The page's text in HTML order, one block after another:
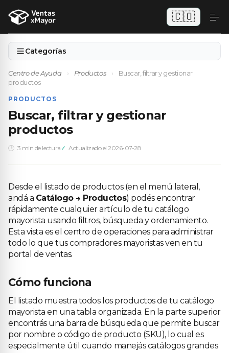
🇨🇴
Categorías
Centro de Ayuda › Productos ›
Buscar, filtrar y gestionar
productos
PRODUCTOS
Buscar, filtrar y gestionar
productos
3 min de lectura Actualizado el 2026-07-28
Desde el listado de productos (en el menú lateral,
andá a Catálogo → Productos) podés encontrar
rápidamente cualquier artículo de tu catálogo
mayorista usando filtros, búsqueda y ordenamiento.
Esta vista es el centro de operaciones para administrar
todo lo que tus compradores mayoristas ven en tu
portal de ventas.
Cómo funciona
El listado muestra todos los productos de tu catálogo
mayorista en una tabla organizada. En la parte superior
encontrás una barra de búsqueda que permite buscar
por nombre o código de producto (SKU), lo cual es
especialmente útil cuando manejás catálogos grandes